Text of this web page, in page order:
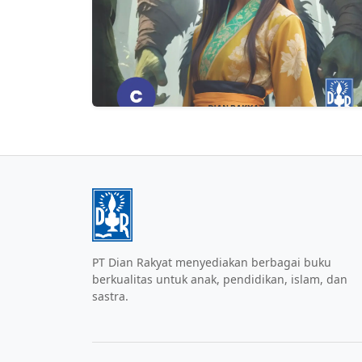
PT Dian Rakyat menyediakan berbagai buku
berkualitas untuk anak, pendidikan, islam, dan
sastra.